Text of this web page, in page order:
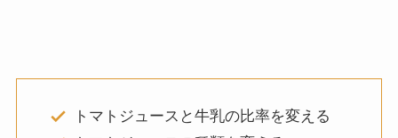
トマトジュースと牛乳の比率を変える